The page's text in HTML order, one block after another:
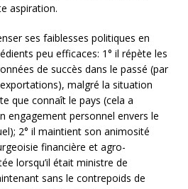
aspiration.
ses faiblesses politiques en
peu efficaces: 1° il répète les
de succès dans le passé (par
malgré la situation
que connaît le pays (cela a
engagement personnel envers le
2° il maintient son animosité
financière et agro-
lorsqu’il était ministre de
sans le contrepoids de